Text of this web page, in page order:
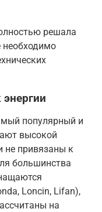
решала
необходимо
популярный и
высокой
привязаны к
большинства
Loncin, Lifan),
на